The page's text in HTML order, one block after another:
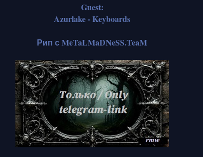
Guest:
Azurlake - Keyboards
Рип с MeTaLMaDNeSS.TeaM